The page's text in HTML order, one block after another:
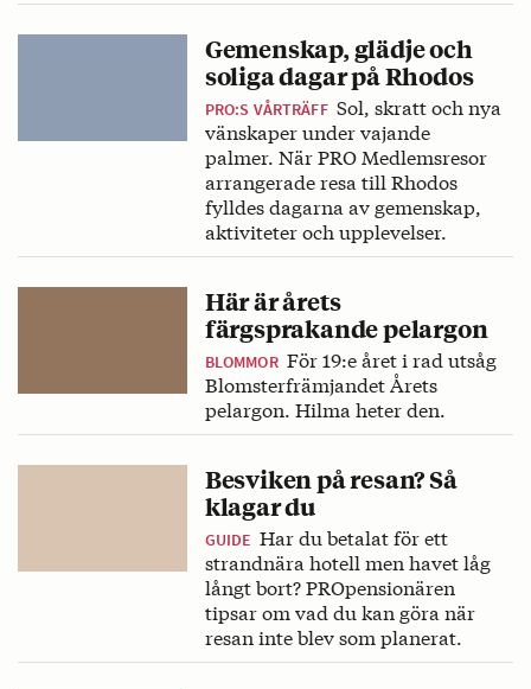
Gemenskap, glädje och
soliga dagar på Rhodos
PRO:S VÅRTRÄFF Sol, skratt och nya
vänskaper under vajande
palmer. När PRO Medlemsresor
arrangerade resa till Rhodos
fylldes dagarna av gemenskap,
aktiviteter och upplevelser.
Här är årets
färgsprakande pelargon
BLOMMOR För 19:e året i rad utsåg
Blomsterfrämjandet Årets
pelargon. Hilma heter den.
Besviken på resan? Så
klagar du
GUIDE Har du betalat för ett
strandnära hotell men havet låg
långt bort? PROpensionären
tipsar om vad du kan göra när
resan inte blev som planerat.